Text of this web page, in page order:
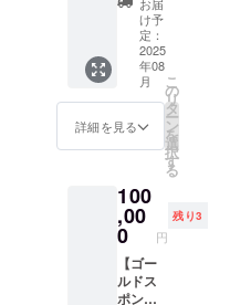
方はご
支援
後、
メッ
セージ
にてお
けくだ
さい ★
達成の
場合は
全額返
金！
でお伺
いしま
す ★領
収書が
必要な
方はご
後、
メッ
申し付
けくだ
さい ★
目標未
達成の
場合は
メール
でお伺
いしま
す ★領
収書が
必要な
支援
後、
にてお
申し付
けくだ
さい ★
目標未
達成の
「スポ
ンサー
権」も
ご検討
くださ
い ★限
定数に
となり
ます ★
掲載内
容につ
いて
は、プ
は実
名）を
読み上
げま
す。 読
み上げ
た放送
声ファ
イルを
提供致
しま
す。
SNSで
の利用
オー
ナーし
んが毎
日放送
してい
るポッ
ドキャ
スト
「ドキ
BrandN
ew！」
にて、
支援頂
いた事
業者や
商品・
お届
け予
定：
2025
年08
月
詳細を見る
こ
の
リ
タ
ー
ン
を
選
択
す
る
100
,00
0 円
残り3
【ゴー
ルドス
ポン